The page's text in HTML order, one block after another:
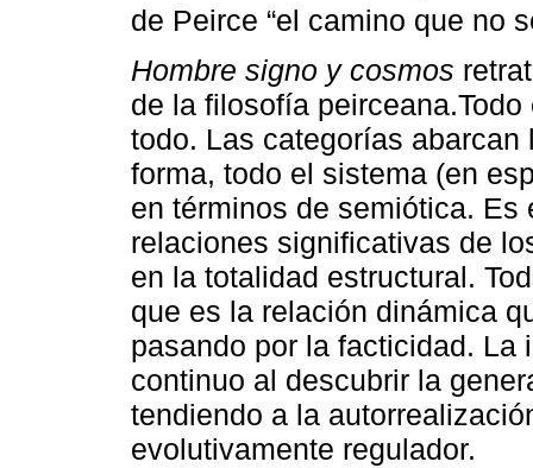
de Peirce “el camino que no
Hombre signo y cosmos
de la filosofía
todo. Las categorías
forma, todo el sistema (en
en términos de semiótica.
relaciones significativas de
en la totalidad estructural.
que es la relación dinámica
pasando por la facticidad. La
continuo al descubrir la
tendiendo a la
evolutivamente regulador.